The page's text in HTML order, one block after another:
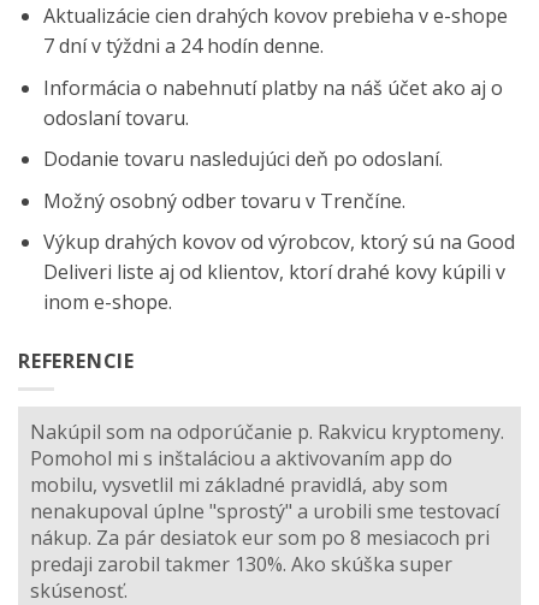
Aktualizácie cien drahých kovov prebieha v e-shope
7 dní v týždni a 24 hodín denne.
Informácia o nabehnutí platby na náš účet ako aj o
odoslaní tovaru.
Dodanie tovaru nasledujúci deň po odoslaní.
Možný osobný odber tovaru v Trenčíne.
Výkup drahých kovov od výrobcov, ktorý sú na Good
Deliveri liste aj od klientov, ktorí drahé kovy kúpili v
inom e-shope.
REFERENCIE
Nakúpil som na odporúčanie p. Rakvicu kryptomeny.
Pomohol mi s inštaláciou a aktivovaním app do
mobilu, vysvetlil mi základné pravidlá, aby som
nenakupoval úplne "sprostý" a urobili sme testovací
nákup. Za pár desiatok eur som po 8 mesiacoch pri
predaji zarobil takmer 130%. Ako skúška super
skúsenosť.